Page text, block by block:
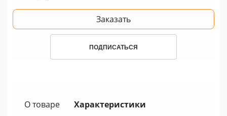
Заказать
ПОДПИСАТЬСЯ
О товаре
Характеристики